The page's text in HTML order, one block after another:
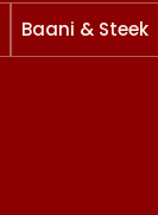
Baani & Steek